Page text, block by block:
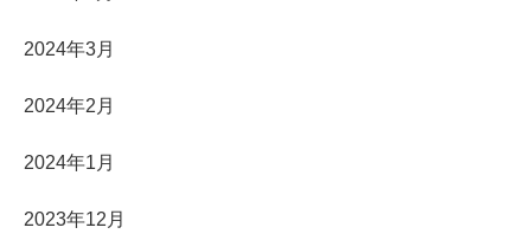
2024年3月
2024年2月
2024年1月
2023年12月